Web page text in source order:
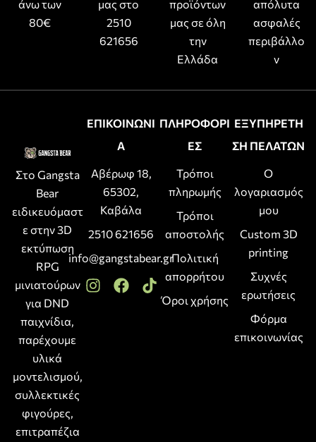
άνω των
80€
μας στο
2510
621656
προϊόντων
μας σε όλη
την
Ελλάδα
απόλυτα
ασφαλές
περιβάλλο
ν
Στο Gangsta
Bear
ειδικευόμαστ
ε στην 3D
εκτύπωση
RPG
μινιατούρων
για DND
παιχνίδια,
παρέχουμε
υλικά
μοντελισμού,
συλλεκτικές
φιγούρες,
επιτραπέζια
ΕΠΙΚΟΙΝΩΝΙ
Α
Αβέρωφ 18,
65302,
Καβάλα
2510 621656
info@gangstabear.gr
ΠΛΗΡΟΦΟΡΙ
ΕΣ
Τρόποι
πληρωμής
Τρόποι
αποστολής
Πολιτική
απορρήτου
Όροι χρήσης
ΕΞΥΠΗΡΕΤΗ
ΣΗ ΠΕΛΑΤΩΝ
Ο
λογαριασμός
μου
Custom 3D
printing
Συχνές
ερωτήσεις
Φόρμα
επικοινωνίας